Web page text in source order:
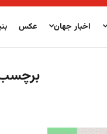
اخبار جهان عکس